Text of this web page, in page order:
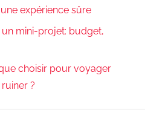
expérience sûre
mini-projet: budget,
choisir pour voyager
?